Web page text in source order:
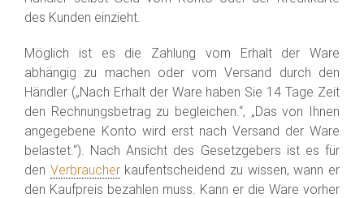
des Kunden einzieht.
Möglich ist es die Zahlung vom Erhalt der Ware
abhängig zu machen oder vom Versand durch den
Händler („Nach Erhalt der Ware haben Sie 14 Tage Zeit
den Rechnungsbetrag zu begleichen.“, „Das von Ihnen
angegebene Konto wird erst nach Versand der Ware
belastet.“). Nach Ansicht des Gesetzgebers ist es für
den Verbraucherkaufentscheidend zu wissen, wann er
den Kaufpreis bezahlen muss. Kann er die Ware vorher